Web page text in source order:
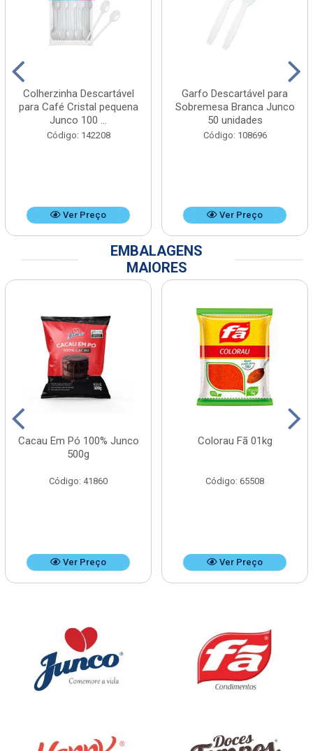
Colherzinha Descartável
para Café Cristal pequena
Junco 100 ...
Código: 142208
Ver Preço
Garfo Descartável para
Sobremesa Branca Junco
50 unidades
Código: 108696
Ver Preço
EMBALAGENS
MAIORES
Cacau Em Pó 100% Junco
500g
Código: 41860
Ver Preço
Colorau Fã 01kg
Código: 65508
Ver Preço